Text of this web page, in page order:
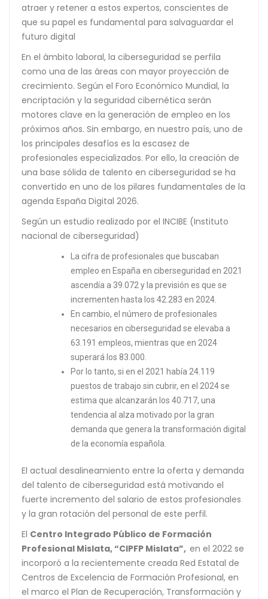
atraer y retener a estos expertos, conscientes de
que su papel es fundamental para salvaguardar el
futuro digital
En el ámbito laboral, la ciberseguridad se perfila
como una de las áreas con mayor proyección de
crecimiento. Según el Foro Económico Mundial, la
encriptación y la seguridad cibernética serán
motores clave en la generación de empleo en los
próximos años. Sin embargo, en nuestro país, uno de
los principales desafíos es la escasez de
profesionales especializados. Por ello, la creación de
una base sólida de talento en ciberseguridad se ha
convertido en uno de los pilares fundamentales de la
agenda España Digital 2026.
Según un estudio realizado por el INCIBE (Instituto
nacional de ciberseguridad)
La cifra de profesionales que buscaban
empleo en España en ciberseguridad en 2021
ascendía a 39.072 y la previsión es que se
incrementen hasta los 42.283 en 2024.
En cambio, el número de profesionales
necesarios en ciberseguridad se elevaba a
63.191 empleos, mientras que en 2024
superará los 83.000.
Por lo tanto, si en el 2021 había 24.119
puestos de trabajo sin cubrir, en el 2024 se
estima que alcanzarán los 40.717, una
tendencia al alza motivado por la gran
demanda que genera la transformación digital
de la economía española.
El actual desalineamiento entre la oferta y demanda
del talento de ciberseguridad está motivando el
fuerte incremento del salario de estos profesionales
y la gran rotación del personal de este perfil.
El Centro Integrado Público de Formación
Profesional Mislata, “CIPFP Mislata”, en el 2022 se
incorporó a la recientemente creada Red Estatal de
Centros de Excelencia de Formación Profesional, en
el marco el Plan de Recuperación, Transformación y